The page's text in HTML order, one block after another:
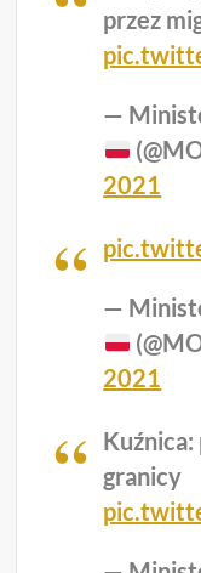
przez
—
2021
—
2021
granicy